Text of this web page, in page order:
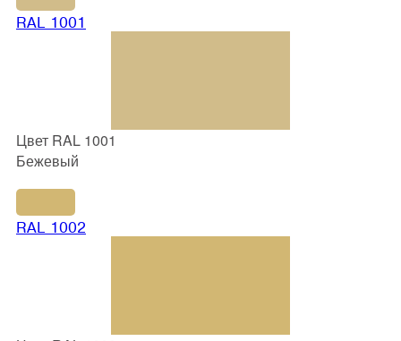
RAL 1001
Цвет RAL 1001
Бежевый
RAL 1002